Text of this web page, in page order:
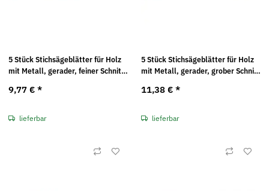
5 Stück Stichsägeblätter für Holz
mit Metall, gerader, feiner Schnitt
9,77 € *
lieferbar
5 Stück Stichsägeblätter für Holz
mit Metall, gerader, grober Schnitt
11,38 € *
lieferbar